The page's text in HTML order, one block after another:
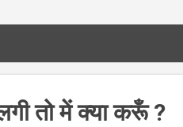
तो में क्या करूँ ?